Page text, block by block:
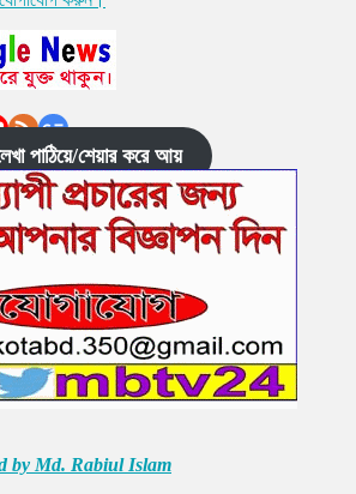
পাঠিয়ে/শেয়ার করে আয়
by Md. Rabiul Islam